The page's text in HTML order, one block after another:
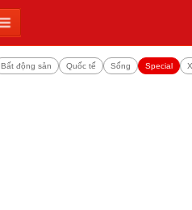
Bất động sản Quốc tế Sống Special